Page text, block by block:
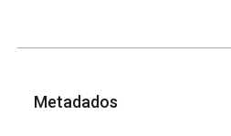
Metadados